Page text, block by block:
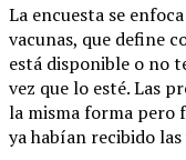
La encuesta se
vacunas, que define
está disponible o no
vez que lo esté. Las
la misma forma pero
ya habían recibido las